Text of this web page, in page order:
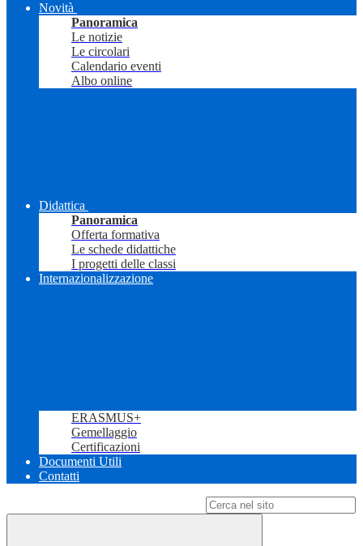
Novità
Panoramica
Le notizie
Le circolari
Calendario eventi
Albo online
Didattica
Panoramica
Offerta formativa
Le schede didattiche
I progetti delle classi
Internazionalizzazione
ERASMUS+
Gemellaggio
Certificazioni
Documenti Utili
Contatti